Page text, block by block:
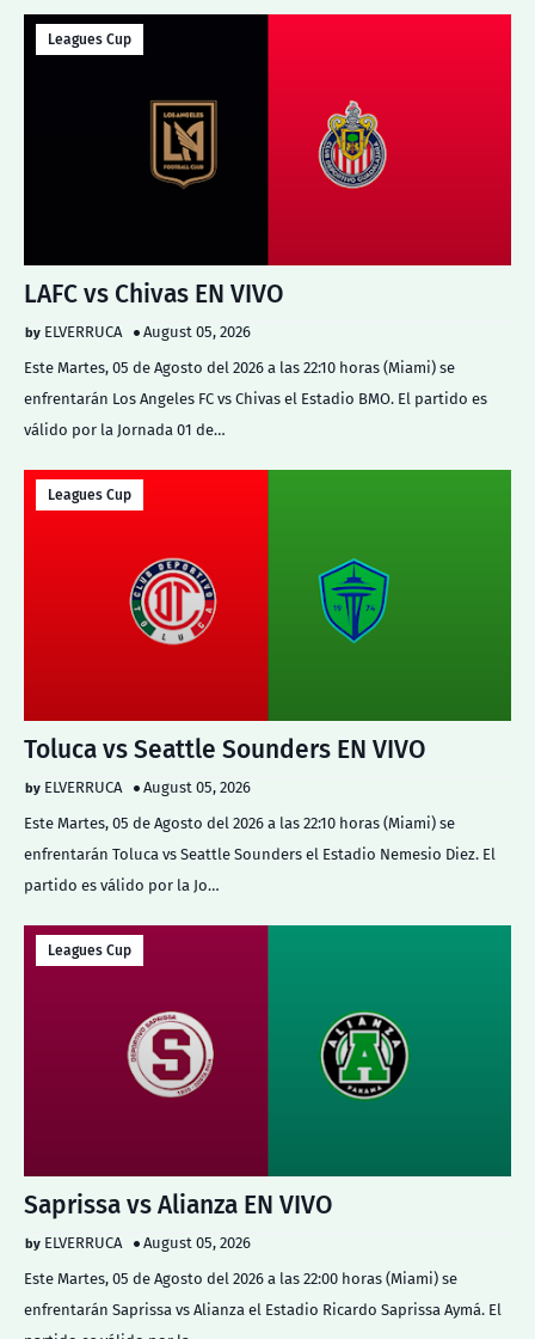
Leagues Cup
LAFC vs Chivas EN VIVO
ELVERRUCA
August 05, 2026
Este Martes, 05 de Agosto del 2026 a las 22:10 horas (Miami) se
enfrentarán Los Angeles FC vs Chivas el Estadio BMO. El partido es
válido por la Jornada 01 de…
Leagues Cup
Toluca vs Seattle Sounders EN VIVO
ELVERRUCA
August 05, 2026
Este Martes, 05 de Agosto del 2026 a las 22:10 horas (Miami) se
enfrentarán Toluca vs Seattle Sounders el Estadio Nemesio Diez. El
partido es válido por la Jo…
Leagues Cup
Saprissa vs Alianza EN VIVO
ELVERRUCA
August 05, 2026
Este Martes, 05 de Agosto del 2026 a las 22:00 horas (Miami) se
enfrentarán Saprissa vs Alianza el Estadio Ricardo Saprissa Aymá. El